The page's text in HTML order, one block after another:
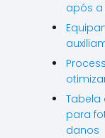
após a
Tabela
para
danos